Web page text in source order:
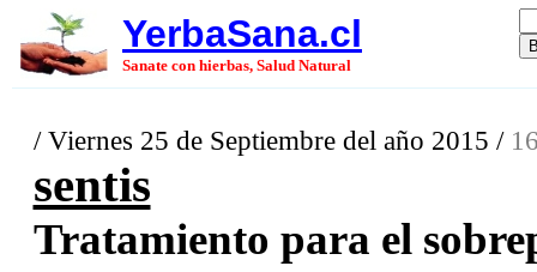
YerbaSana.cl
Sanate con hierbas, Salud Natural
/ Viernes 25 de Septiembre del año 2015 /
sentis
Tratamiento para el